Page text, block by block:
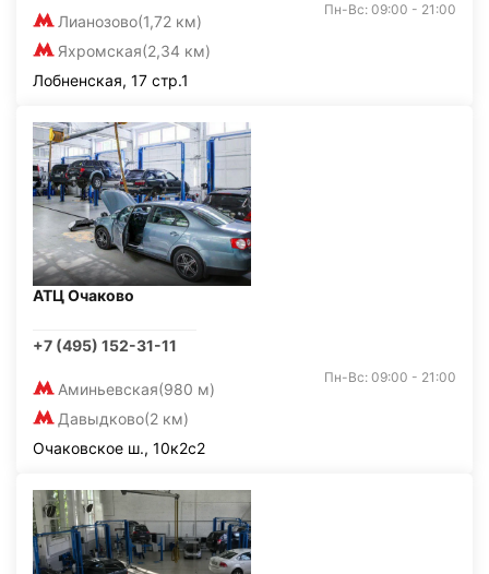
Лианозово(1,72 км)
Яхромская(2,34 км)
Пн-Вс: 09:00 - 21:00
Лобненская, 17 стр.1
АТЦ Очаково
+7 (495) 152-31-11
Аминьевская(980 м)
Давыдково(2 км)
Пн-Вс: 09:00 - 21:00
Очаковское ш., 10к2с2